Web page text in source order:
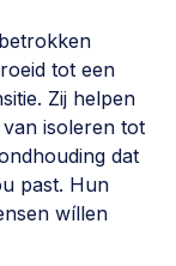
tot een
Zij helpen
isoleren tot
dat
past. Hun
wíllen